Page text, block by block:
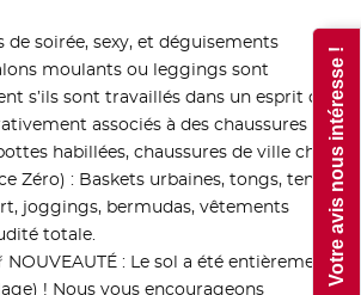
de soirée, sexy, et déguisements
moulants ou leggings sont
s’ils sont travaillés dans un esprit de
associés à des chaussures
habillées, chaussures de ville chic).
Zéro) : Baskets urbaines, tongs, tenues
joggings, bermudas, vêtements
totale.
NOUVEAUTÉ : Le sol a été entièrement
! Nous vous encourageons
Votre avis nous intéresse !